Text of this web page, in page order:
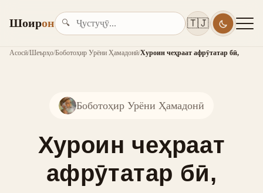
Шоирон 🔍 🇹🇯
Асосӣ/Шеърҳо/Боботоҳир Урёни Ҳамадонӣ/Хуроин чеҳраат афрӯтатар бӣ,
Боботоҳир Урёни Ҳамадонӣ
Хуроин чеҳраат
афрӯтатар бӣ,